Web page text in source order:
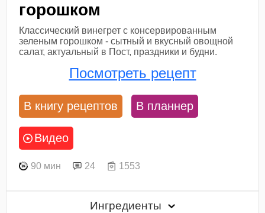
горошком
Классический винегрет с консервированным
зеленым горошком - сытный и вкусный овощной
салат, актуальный в Пост, праздники и будни.
Посмотреть рецепт
В книгу рецептов В планнер
Видео
90 мин 24 1553
Ингредиенты